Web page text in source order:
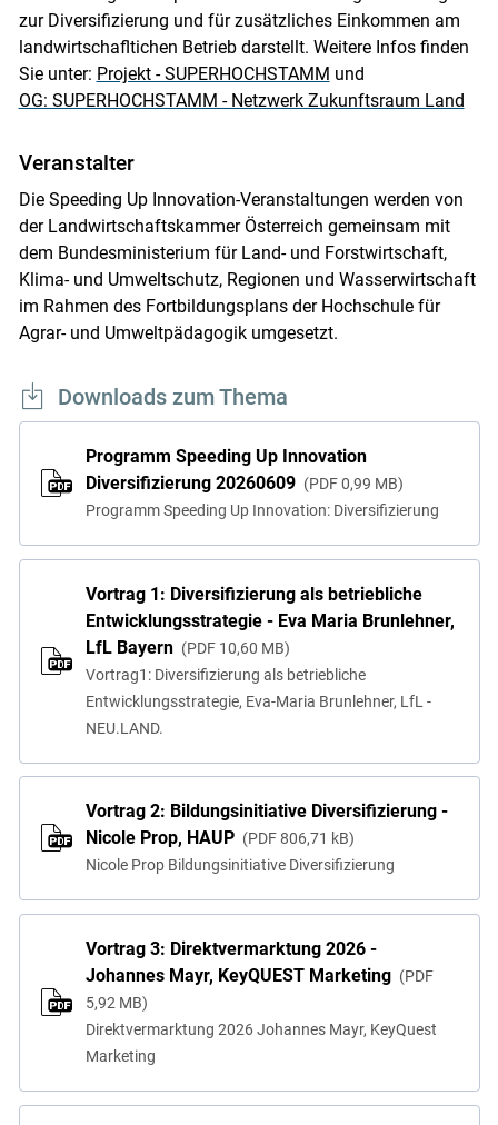
zur Diversifizierung und für zusätzliches Einkommen am
landwirtschafltichen Betrieb darstellt. Weitere Infos finden
Sie unter: Projekt - SUPERHOCHSTAMM und
OG: SUPERHOCHSTAMM - Netzwerk Zukunftsraum Land
Veranstalter
Die Speeding Up Innovation-Veranstaltungen werden von
der Landwirtschaftskammer Österreich gemeinsam mit
dem Bundesministerium für Land- und Forstwirtschaft,
Klima- und Umweltschutz, Regionen und Wasserwirtschaft
im Rahmen des Fortbildungsplans der Hochschule für
Agrar- und Umweltpädagogik umgesetzt.
Downloads zum Thema
Programm Speeding Up Innovation
Diversifizierung 20260609
PDF 0,99 MB
Programm Speeding Up Innovation: Diversifizierung
Vortrag 1: Diversifizierung als betriebliche
Entwicklungsstrategie - Eva Maria Brunlehner,
LfL Bayern
PDF 10,60 MB
Vortrag1: Diversifizierung als betriebliche
Entwicklungsstrategie, Eva-Maria Brunlehner, LfL -
NEU.LAND.
Vortrag 2: Bildungsinitiative Diversifizierung -
Nicole Prop, HAUP
PDF 806,71 kB
Nicole Prop Bildungsinitiative Diversifizierung
Vortrag 3: Direktvermarktung 2026 -
Johannes Mayr, KeyQUEST Marketing
PDF
5,92 MB
Direktvermarktung 2026 Johannes Mayr, KeyQuest
Marketing